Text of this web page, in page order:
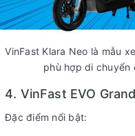
​​​​VinFast Klara Neo là mẫu
phù hợp di chuyển
4. VinFast EVO Grand
Đặc điểm nổi bật: